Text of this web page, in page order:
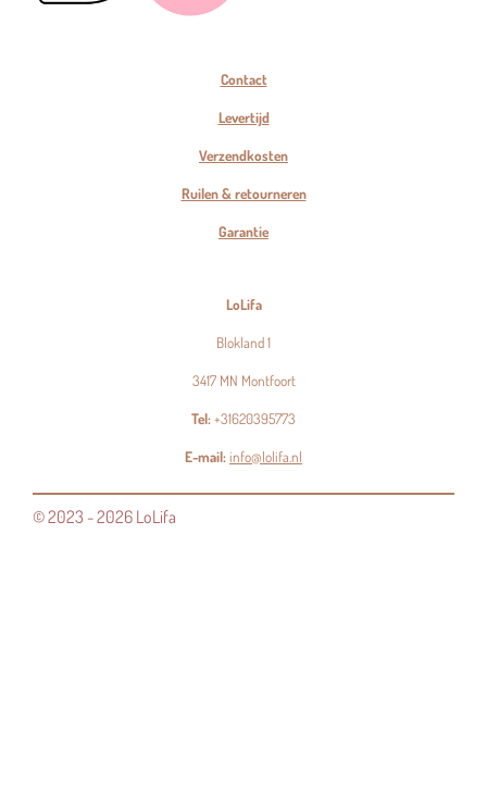
Contact
Levertijd
Verzendkosten
Ruilen & retourneren
Garantie
LoLifa
Blokland 1
3417 MN Montfoort
Tel:+31620395773
E-mail:info@lolifa.nl
© 2023 - 2026 LoLifa